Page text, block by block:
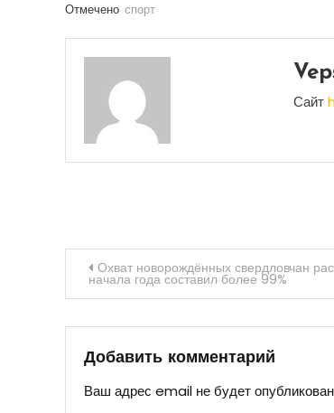
Отмечено спорт
Сайт
Навигация
по
записям
Охват новорождённых свердловчан
начала года составил более 99%
Добавить комментарий
Ваш адрес email не будет